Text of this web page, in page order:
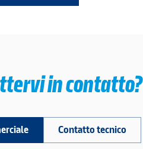
in contatto?
Contatto tecnico